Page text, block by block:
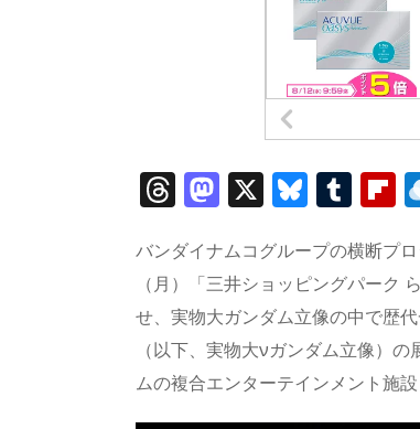
T
h
re
a
d
s
M
a
st
o
d
o
n
X Bl
u
e
sk
y
T
u
m
bl
r
b
o
d
バンダイナムコグループの横断プ
（月）「三井ショッピングパーク
せ、実物大ガンダム立像の中で歴
（以下、実物大νガンダム立像）
ムの複合エンターテインメント施